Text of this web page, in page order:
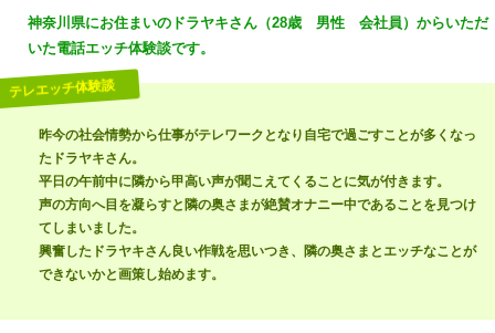
神奈川県にお住まいのドラヤキさん（28歳 男性 会社員）からいただ
いた電話エッチ体験談です。
昨今の社会情勢から仕事がテレワークとなり自宅で過ごすことが多くなっ
たドラヤキさん。
平日の午前中に隣から甲高い声が聞こえてくることに気が付きます。
声の方向へ目を凝らすと隣の奥さまが絶賛オナニー中であることを見つけ
てしまいました。
興奮したドラヤキさん良い作戦を思いつき、隣の奥さまとエッチなことが
できないかと画策し始めます。